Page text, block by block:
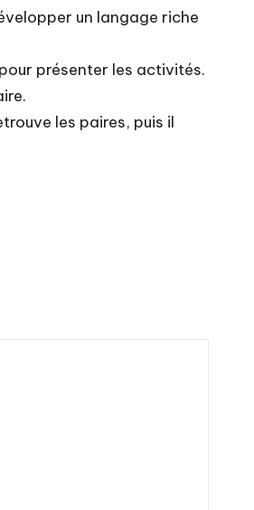
un langage riche
présenter les activités.
les paires, puis il